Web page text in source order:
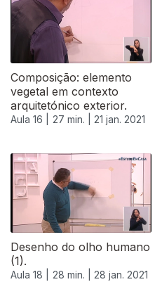
Composição: elemento
vegetal em contexto
arquitetónico exterior.
Aula 16 | 27 min. | 21 jan. 2021
Desenho do olho humano
(1).
Aula 18 | 28 min. | 28 jan. 2021